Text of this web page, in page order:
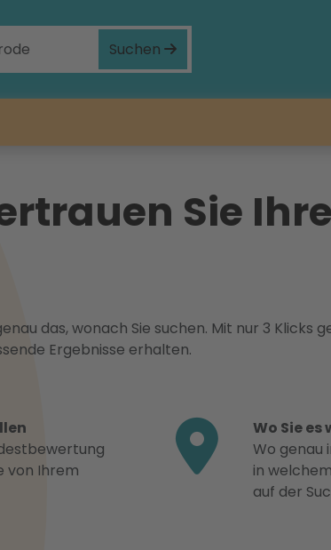
Suchen
Sie
das, wonach Sie suchen. Mit nur 3 Klicks
Ergebnisse erhalten.
von Ihrem
Wo Sie es
Wo genau
in
auf der